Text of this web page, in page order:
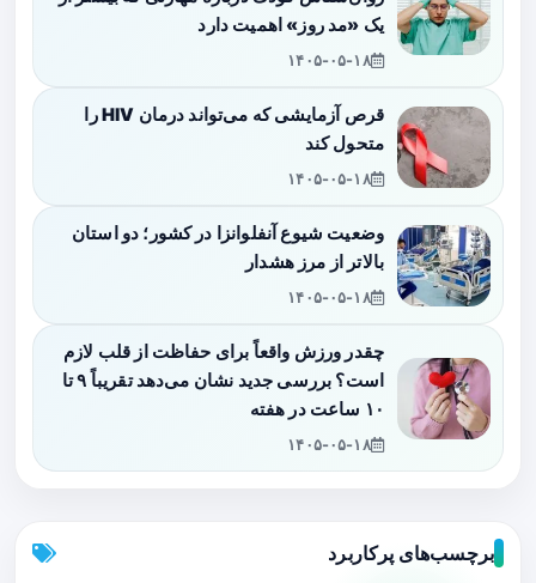
یک «مد روز» اهمیت دارد
۱۴۰۵-۰۵-۱۸
قرص آزمایشی که می‌تواند درمان HIV را
متحول کند
۱۴۰۵-۰۵-۱۸
وضعیت شیوع آنفلوانزا در کشور؛ دو استان
بالاتر از مرز هشدار
۱۴۰۵-۰۵-۱۸
چقدر ورزش واقعاً برای حفاظت از قلب لازم
است؟ بررسی جدید نشان می‌دهد تقریباً ۹ تا
۱۰ ساعت در هفته
۱۴۰۵-۰۵-۱۸
برچسب‌های پرکاربرد